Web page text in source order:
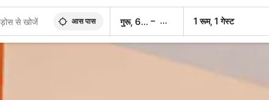
आस पास गुरू, 6 अग. – 1 रूम, 1 गेस्ट